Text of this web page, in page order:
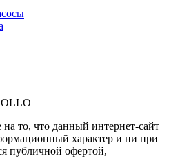
то, что данный интернет-сайт
характер и ни при
публичной офертой,